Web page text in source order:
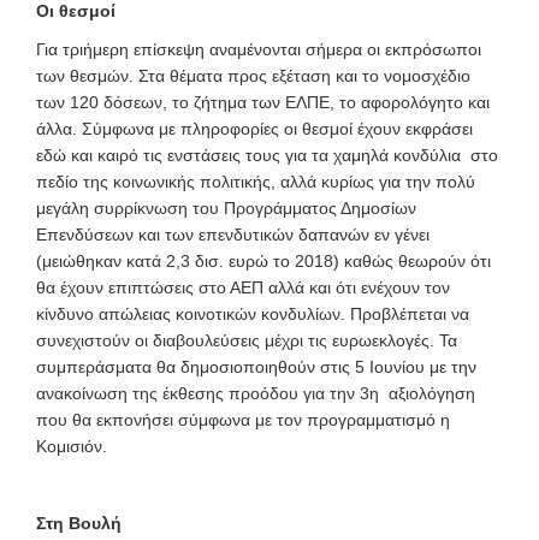
Οι θεσμοί
Για τριήμερη επίσκεψη αναμένονται σήμερα οι εκπρόσωποι
των θεσμών. Στα θέματα προς εξέταση και το νομοσχέδιο
των 120 δόσεων, το ζήτημα των ΕΛΠΕ, το αφορολόγητο και
άλλα. Σύμφωνα με πληροφορίες οι θεσμοί έχουν εκφράσει
εδώ και καιρό τις ενστάσεις τους για τα χαμηλά κονδύλια στο
πεδίο της κοινωνικής πολιτικής, αλλά κυρίως για την πολύ
μεγάλη συρρίκνωση του Προγράμματος Δημοσίων
Επενδύσεων και των επενδυτικών δαπανών εν γένει
(μειώθηκαν κατά 2,3 δισ. ευρώ το 2018) καθώς θεωρούν ότι
θα έχουν επιπτώσεις στο ΑΕΠ αλλά και ότι ενέχουν τον
κίνδυνο απώλειας κοινοτικών κονδυλίων. Προβλέπεται να
συνεχιστούν οι διαβουλεύσεις μέχρι τις ευρωεκλογές. Τα
συμπεράσματα θα δημοσιοποιηθούν στις 5 Ιουνίου με την
ανακοίνωση της έκθεσης προόδου για την 3η αξιολόγηση
που θα εκπονήσει σύμφωνα με τον προγραμματισμό η
Κομισιόν.
Στη Βουλή